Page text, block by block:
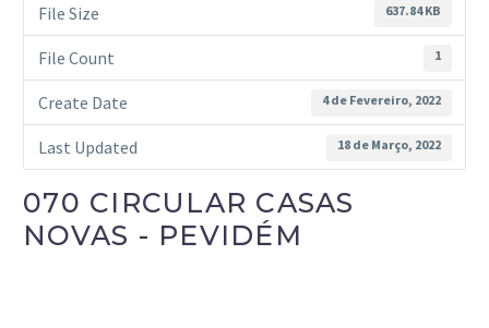
File Size 637.84 KB
File Count 1
Create Date 4 de Fevereiro, 2022
Last Updated 18 de Março, 2022
070 CIRCULAR CASAS
NOVAS - PEVIDÉM